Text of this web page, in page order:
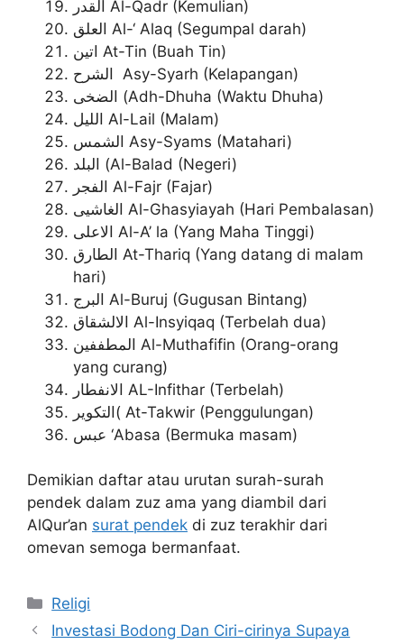
القدر Al-Qadr (Kemulian)
العلق Al-‘ Alaq (Segumpal darah)
اتين At-Tin (Buah Tin)
الشرح Asy-Syarh (Kelapangan)
الضخى (Adh-Dhuha (Waktu Dhuha)
الليل Al-Lail (Malam)
الشمس Asy-Syams (Matahari)
البلد (Al-Balad (Negeri)
الفجر Al-Fajr (Fajar)
الغاشيى Al-Ghasyiayah (Hari Pembalasan)
الاعلى Al-A’ la (Yang Maha Tinggi)
الطارق At-Thariq (Yang datang di malam
hari)
البرج Al-Buruj (Gugusan Bintang)
الالشقاق Al-Insyiqaq (Terbelah dua)
المطففين Al-Muthafifin (Orang-orang
yang curang)
الانفطار AL-Infithar (Terbelah)
التكوير( At-Takwir (Penggulungan)
عبس ‘Abasa (Bermuka masam)
Demikian daftar atau urutan surah-surah
pendek dalam zuz ama yang diambil dari
AlQur’an surat pendek di zuz terakhir dari
omevan semoga bermanfaat.
Categories
Religi
Investasi Bodong Dan Ciri-cirinya Supaya